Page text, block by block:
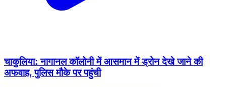
चाकुलिया: नागानल कॉलोनी में आसमान में ड्रोन देखे जाने की
अफवाह, पुलिस मौके पर पहुंची